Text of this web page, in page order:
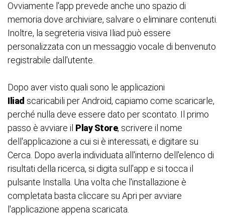
Ovviamente l'app prevede anche uno spazio di
memoria dove archiviare, salvare o eliminare contenuti.
Inoltre, la segreteria visiva Iliad può essere
personalizzata con un messaggio vocale di benvenuto
registrabile dall'utente.
Dopo aver visto quali sono le applicazioni
Iliad scaricabili per Android, capiamo come scaricarle,
perché nulla deve essere dato per scontato. Il primo
passo è avviare il Play Store, scrivere il nome
dell'applicazione a cui si è interessati, e digitare su
Cerca. Dopo averla individuata all'interno dell'elenco di
risultati della ricerca, si digita sull'app e si tocca il
pulsante Installa. Una volta che l'installazione è
completata basta cliccare su Apri per avviare
l'applicazione appena scaricata.